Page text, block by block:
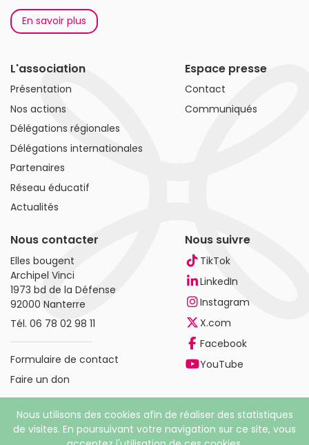
En savoir plus
L'association
Présentation
Nos actions
Délégations régionales
Délégations internationales
Partenaires
Réseau éducatif
Actualités
Espace presse
Contact
Communiqués
Nous contacter
Elles bougent
Archipel Vinci
1973 bd de la Défense
92000 Nanterre
Tél. 06 78 02 98 11
Formulaire de contact
Faire un don
Nous suivre
TikTok
LinkedIn
Instagram
X.com
Facebook
YouTube
Nous utilisons des cookies afin de réaliser des statistiques
de visites. En poursuivant votre navigation sur ce site, vous